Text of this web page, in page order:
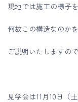
現地では施工の様子
何故この構造なのか
ご説明いたしますの
見学会は11月10日（